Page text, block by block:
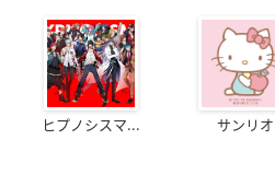
ヒプノシスマ... サンリオ